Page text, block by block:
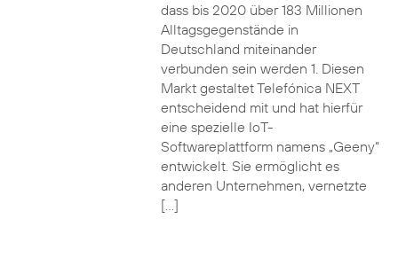
dass bis 2020 über 183 Millionen
Alltagsgegenstände in
Deutschland miteinander
verbunden sein werden 1. Diesen
Markt gestaltet Telefónica NEXT
entscheidend mit und hat hierfür
eine spezielle IoT-
Softwareplattform namens „Geeny“
entwickelt. Sie ermöglicht es
anderen Unternehmen, vernetzte
[…]